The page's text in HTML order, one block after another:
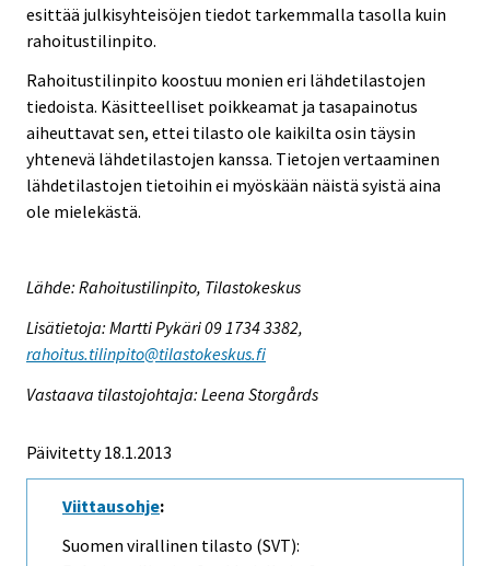
esittää julkisyhteisöjen tiedot tarkemmalla tasolla kuin
rahoitustilinpito.
Rahoitustilinpito koostuu monien eri lähdetilastojen
tiedoista. Käsitteelliset poikkeamat ja tasapainotus
aiheuttavat sen, ettei tilasto ole kaikilta osin täysin
yhtenevä lähdetilastojen kanssa. Tietojen vertaaminen
lähdetilastojen tietoihin ei myöskään näistä syistä aina
ole mielekästä.
Lähde: Rahoitustilinpito, Tilastokeskus
Lisätietoja: Martti Pykäri 09 1734 3382,
rahoitus.tilinpito@tilastokeskus.fi
Vastaava tilastojohtaja: Leena Storgårds
Päivitetty 18.1.2013
Viittausohje:
Suomen virallinen tilasto (SVT):